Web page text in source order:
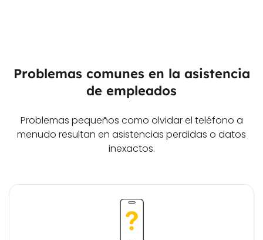
Problemas comunes en la asistencia
de empleados
Problemas pequeños como olvidar el teléfono a
menudo resultan en asistencias perdidas o datos
inexactos.